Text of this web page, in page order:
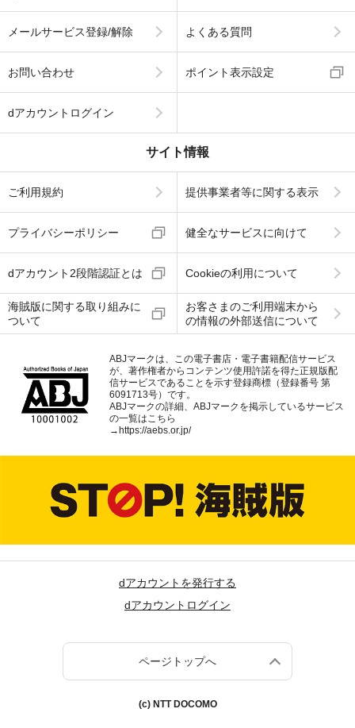
メールサービス登録/解除 よくある質問
お問い合わせ ポイント表示設定
dアカウントログイン
サイト情報
ご利用規約 提供事業者等に関する表示
プライバシーポリシー 健全なサービスに向けて
dアカウント2段階認証とは Cookieの利用について
海賊版に関する取り組みに
ついて
お客さまのご利用端末から
の情報の外部送信について
ABJマークは、この電子書店・電子書籍配信サービス
が、著作権者からコンテンツ使用許諾を得た正規版配
信サービスであることを示す登録商標（登録番号 第
6091713号）です。
ABJマークの詳細、ABJマークを掲示しているサービス
の一覧はこちら
→ https://aebs.or.jp/
dアカウントを発行する
dアカウントログイン
ページトップへ
(c) NTT DOCOMO